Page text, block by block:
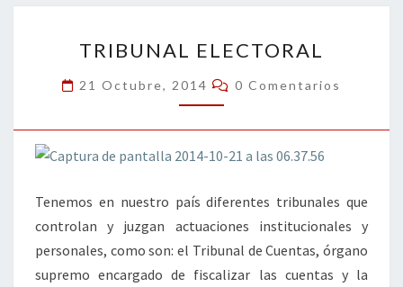
ELECTORAL
TRIBUNAL ELECTORAL
21 Octubre, 2014 Comentarios
0 Comentarios
Tenemos en nuestro país diferentes tribunales que
controlan y juzgan actuaciones institucionales y
personales, como son: el Tribunal de Cuentas, órgano
supremo encargado de fiscalizar las cuentas y la